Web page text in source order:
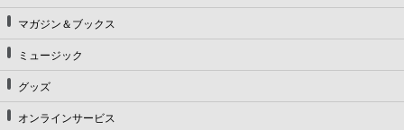
マガジン＆ブックス
ミュージック
グッズ
オンラインサービス